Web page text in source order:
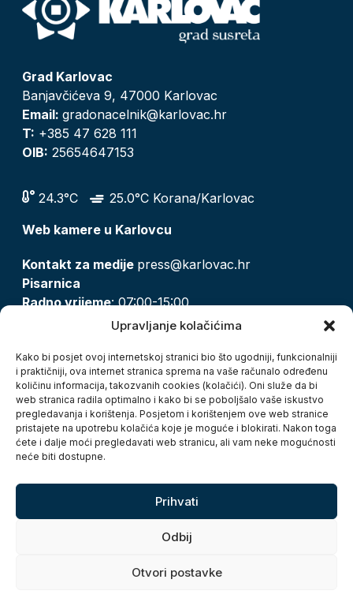
Upravljanje kolačićima
Kako bi posjet ovoj internetskoj stranici bio što ugodniji, funkcionalniji
i praktičniji, ova internet stranica sprema na vaše računalo određenu
količinu informacija, takozvanih cookies (kolačići). Oni služe da bi
web stranica radila optimalno i kako bi se poboljšalo vaše iskustvo
pregledavanja i korištenja. Posjetom i korištenjem ove web stranice
pristajete na upotrebu kolačića koje je moguće i blokirati. Nakon toga
ćete i dalje moći pregledavati web stranicu, ali vam neke mogućnosti
neće biti dostupne.
Prihvati
Odbij
Otvori postavke
Grad Karlovac
Banjavčićeva 9, 47000 Karlovac
Email: gradonacelnik@karlovac.hr
T: +385 47 628 111
OIB: 25654647153
24.3°C
25.0°C Korana/Karlovac
Web kamere u Karlovcu
Kontakt za medije press@karlovac.hr
Pisarnica
Radno vrijeme: 07:00-15:00
pisarnica@karlovac.hr
Zaštita osobnih podataka
Pristup informacijama
Kolačići
Izjava o pristupačnosti
Turistička zajednica grada Karlovca